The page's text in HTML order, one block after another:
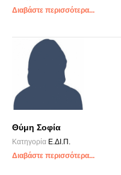
Διαβάστε περισσότερα...
Θύμη Σοφία
Κατηγορία Ε.ΔΙ.Π.
Διαβάστε περισσότερα...